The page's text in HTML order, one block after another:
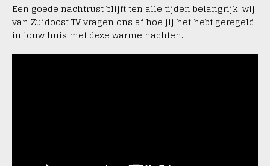
Een goede nachtrust blijft ten alle tijden belangrijk, wij
van Zuidoost TV vragen ons af hoe jij het hebt geregeld
in jouw huis met deze warme nachten.